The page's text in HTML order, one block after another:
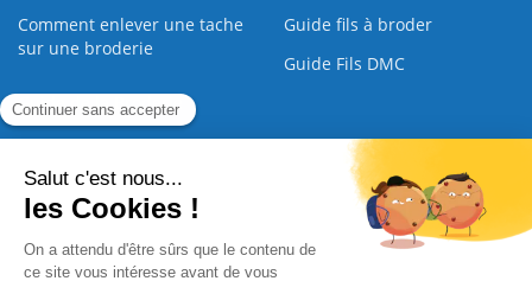
Comment enlever une tache
sur une broderie
Guide fils à broder
Guide Fils DMC
Guide de la Broderie
Nous contacter |
Paiement sécurisé